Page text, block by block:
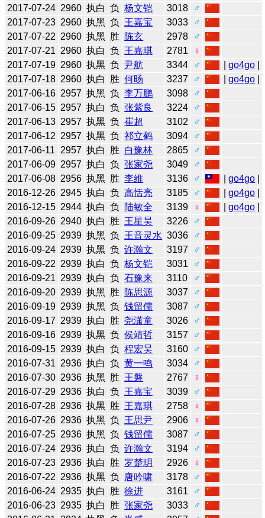
2017-07-24 2960 执白 负 杨文铠 3018
♂
2017-07-23 2960 执黑 负 王嘉宝 3033
♂
2017-07-22 2960 执黑 胜 陈玄 2978
♂
2017-07-21 2960 执白 负 王嘉琪 2781
♀
2017-07-19 2960 执黑 负 尹航 3344 ♂ |go4go
2017-07-18 2960 执白 胜 何旸 3237 ♂ |go4go
2017-06-16 2957 执黑 负 李万鹏 3098
♂
2017-06-15 2957 执白 负 张紫良 3224
♂
2017-06-13 2957 执黑 负 崔超 3102
♂
2017-06-12 2957 执黑 负 祁立鹤 3094
♂
2017-06-11
2957 执白 胜 白豫林 2865
♂
2017-06-09 2957 执白 负 张家尧 3049
♂
2017-06-08 2956 执黑 胜 李維 3136 ♂ |go4go
2016-12-26 2945 执白 负 高恬亮 3185 ♂ |go4go
2016-12-15 2944 执白 负 陆敏全 3139 ♀ |go4go
2016-09-26 2940 执白 胜 王星昊 3226
♂
2016-09-25 2939 执黑 负 王音灵水 3036
♂
2016-09-24 2939 执黑 负 许瀚文 3197
♂
2016-09-22 2939 执白 负 杨文铠 3031
♂
2016-09-21 2939 执白 负 石豫来 3110
♂
2016-09-20 2939 执黑 胜 陈思源 3037
♂
2016-09-19 2939 执黑 负 钱留儒 3087
♂
2016-09-17 2939 执白 胜 尧潇童 3026
♂
2016-09-16 2939 执黑 负 侯靖哲 3157
♂
2016-09-15 2939 执白 负 程宏昊 3160
♂
2016-07-31 2936 执白 负 黄一鸣 3034
♂
2016-07-30 2936 执黑 胜 王磐 2767
♀
2016-07-29 2936 执白 负 王嘉宝 3039
♂
2016-07-28 2936 执黑 胜 王嘉琪 2758
♀
2016-07-26 2936 执黑 负 王思尹 2906
♀
2016-07-25 2936 执黑 负 钱留儒 3087
♂
2016-07-24 2936 执白 负 许瀚文 3194
♂
2016-07-23 2936 执白 胜 罗楚玥 2926
♀
2016-07-22 2936 执黑 负 唐吟啸 3178
♂
2016-06-24 2935 执白 胜 徐进 3161
♂
2016-06-23 2935 执白 胜 张家尧 3033
♂